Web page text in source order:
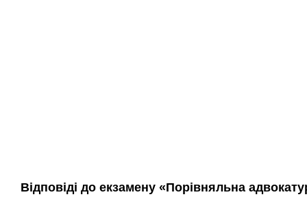
Відповіді до екзамену «Порівняльна